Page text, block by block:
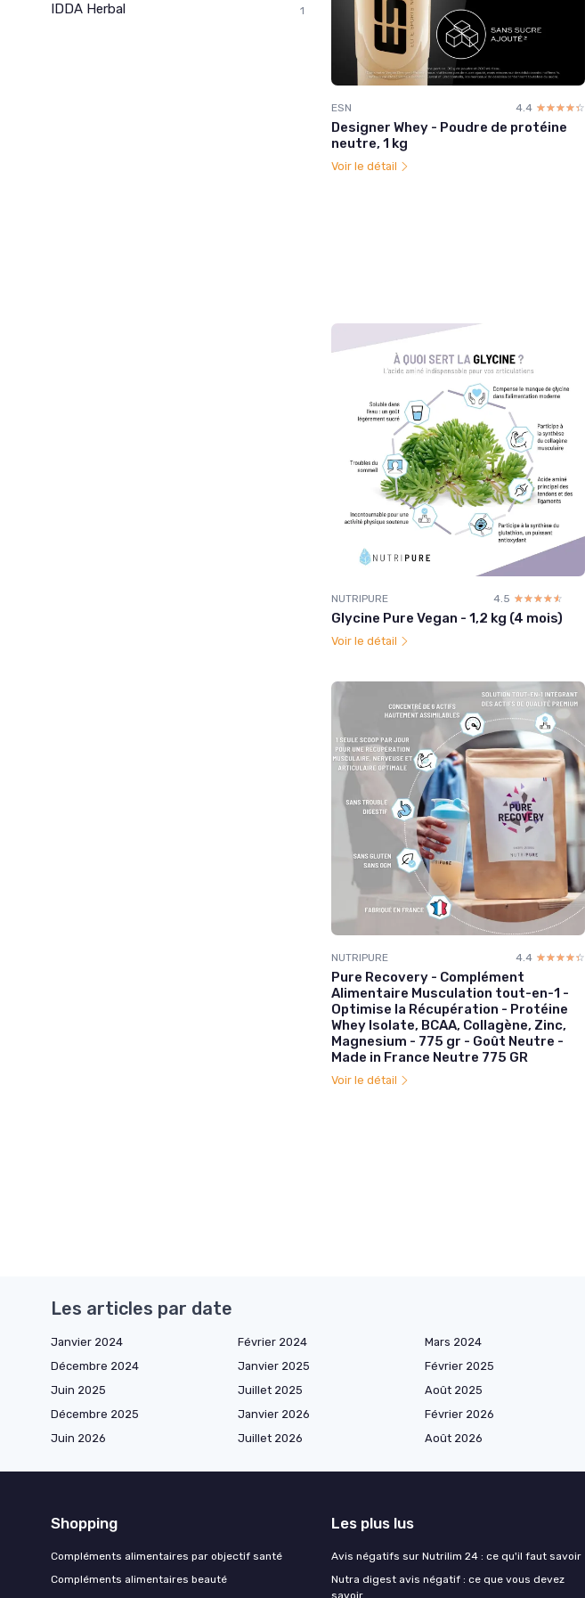
IDDA Herbal 1
ESN 4.4 ☆☆☆☆☆
★★★★★
Designer Whey - Poudre de protéine
neutre, 1 kg
Voir le détail
NUTRIPURE 4.5 ☆☆☆☆☆
★★★★★
Glycine Pure Vegan - 1,2 kg (4 mois)
Voir le détail
NUTRIPURE 4.4 ☆☆☆☆☆
★★★★★
Pure Recovery - Complément
Alimentaire Musculation tout-en-1 -
Optimise la Récupération - Protéine
Whey Isolate, BCAA, Collagène, Zinc,
Magnesium - 775 gr - Goût Neutre -
Made in France Neutre 775 GR
Voir le détail
Les articles par date
Janvier 2024 Février 2024 Mars 2024
Décembre 2024
Janvier 2025 Février 2025
Juin 2025
Juillet 2025 Août 2025
Décembre 2025
Janvier 2026 Février 2026
Juin 2026
Juillet 2026 Août 2026
Shopping
Compléments alimentaires par objectif santé
Compléments alimentaires beauté
Les plus lus
Avis négatifs sur Nutrilim 24 : ce qu'il faut savoir
Nutra digest avis négatif : ce que vous devez
savoir